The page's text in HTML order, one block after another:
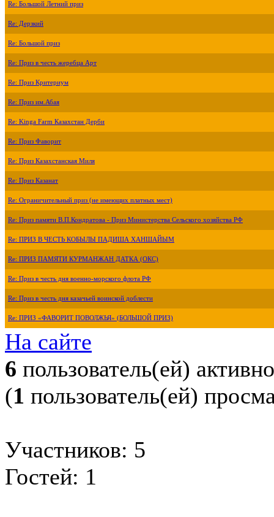
Re: Большой Летний приз
Re: Дерзкий
Re: Большой приз
Re: Приз в честь жеребца Арт
Re: Приз Критериум
Re: Приз им.Абая
Re: Kinga Farm Казахстан Дерби
Re: Приз Фаворит
Re: Приз Казахстанская Миля
Re: Приз Казанат
Re: Ограничительный приз (не имеющих платных мест)
Re: Приз памяти В.П.Кондратова - Приз Министерства Сельского хозяйства РФ
Re: ПРИЗ В ЧЕСТЬ КОБЫЛЫ ПАДИША ХАНШАЙЫМ
Re: ПРИЗ ПАМЯТИ КУРМАНЖАН ДАТКА (ОКС)
Re: Приз в честь дня военно-морского флота РФ
Re: Приз в честь дня казачьей воинской доблести
Re: ПРИЗ «ФАВОРИТ ПОВОЛЖЬЯ» (БОЛЬШОЙ ПРИЗ)
На сайте
6 пользователь(ей) активно
(1 пользователь(ей)
Участников: 5
Гостей: 1